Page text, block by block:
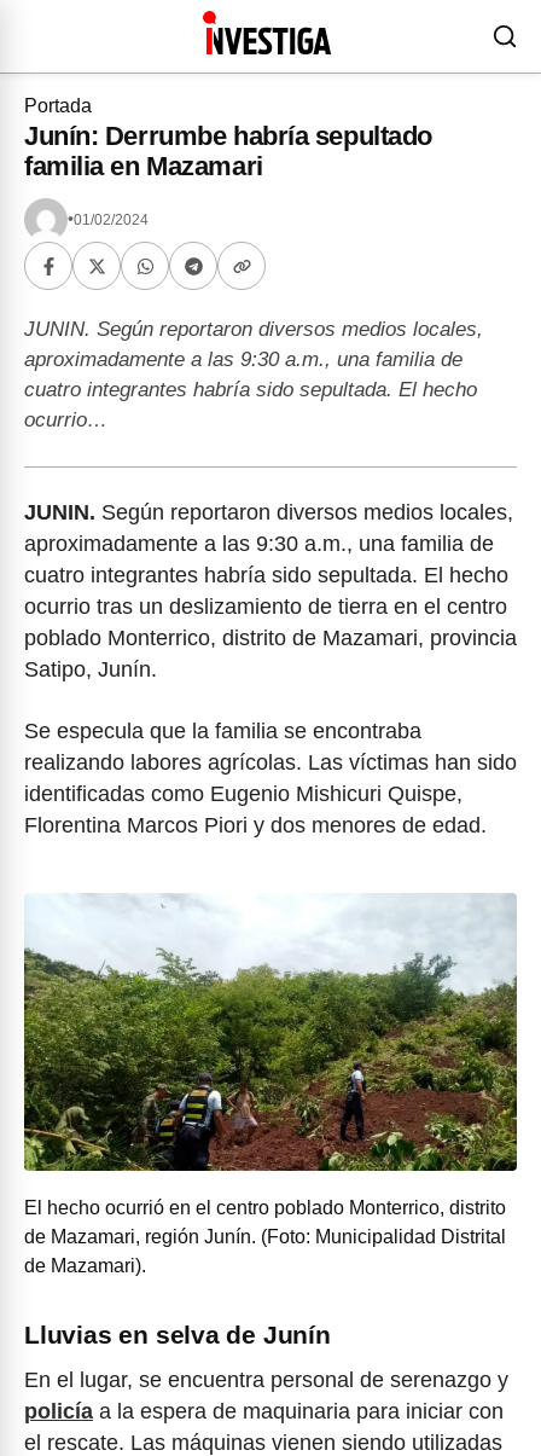
Portada
Junín: Derrumbe habría sepultado
familia en Mazamari
•01/02/2024
JUNIN. Según reportaron diversos medios locales,
aproximadamente a las 9:30 a.m., una familia de
cuatro integrantes habría sido sepultada. El hecho
ocurrio…
JUNIN. Según reportaron diversos medios locales,
aproximadamente a las 9:30 a.m., una familia de
cuatro integrantes habría sido sepultada. El hecho
ocurrio tras un deslizamiento de tierra en el centro
poblado Monterrico, distrito de Mazamari, provincia
Satipo, Junín.
Se especula que la familia se encontraba
realizando labores agrícolas. Las víctimas han sido
identificadas como Eugenio Mishicuri Quispe,
Florentina Marcos Piori y dos menores de edad.
El hecho ocurrió en el centro poblado Monterrico, distrito
de Mazamari, región Junín. (Foto: Municipalidad Distrital
de Mazamari).
Lluvias en selva de Junín
En el lugar, se encuentra personal de serenazgo y
policía a la espera de maquinaria para iniciar con
el rescate. Las máquinas vienen siendo utilizadas